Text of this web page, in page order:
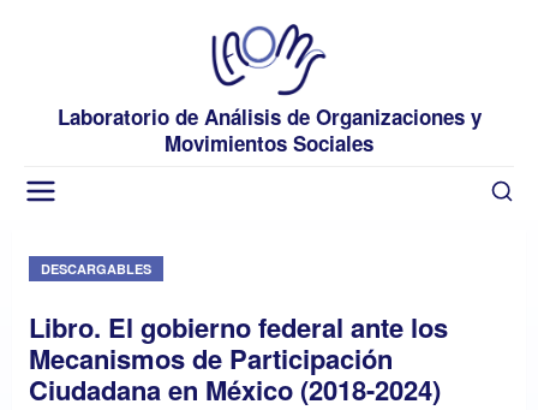
Laboratorio de Análisis de Organizaciones y
Movimientos Sociales
DESCARGABLES
Libro. El gobierno federal ante los
Mecanismos de Participación
Ciudadana en México (2018-2024)